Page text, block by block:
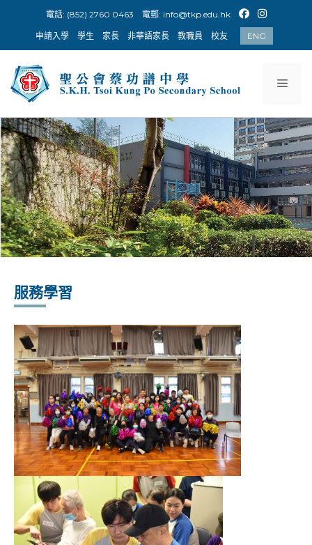
content
電話: (852) 2760 0463 電郵: info@tkp.edu.hk
申請入學 學生 家長 非華語家長 教職員 校友 ENG
服務學習